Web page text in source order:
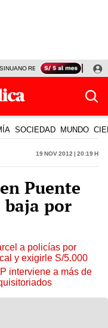
SINUANO RESULTADOS HOY
SOCIEDAD MUNDO
19 Nov 2012 | 20:19 h
Puente
baja por
a policías por
y exigirle S/5.000
interviene a más de